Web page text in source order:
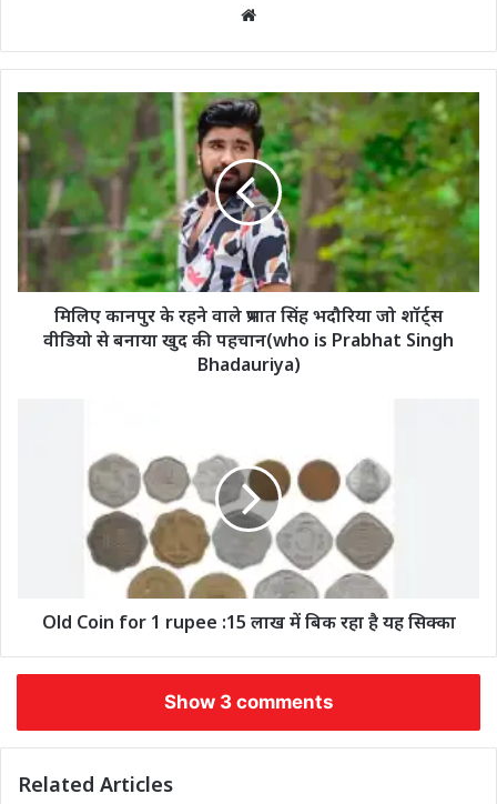
मिलिए कानपुर के रहने वाले प्रभात सिंह भदौरिया जो शॉर्ट्स
वीडियो से बनाया खुद की पहचान(who is Prabhat Singh
Bhadauriya)
Old Coin for 1 rupee :15 लाख में बिक रहा है यह सिक्का
Show 3 comments
Related Articles